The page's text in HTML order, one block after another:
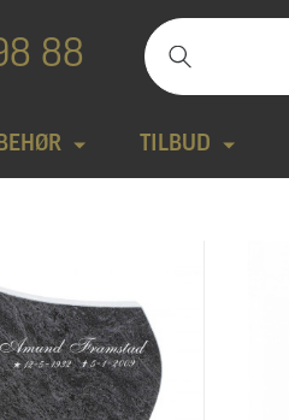
88
TILBUD
Bronse
Utgåtte modeller